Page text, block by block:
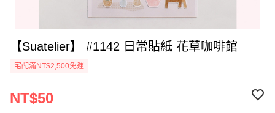
【Suatelier】 #1142 日常貼紙 花草咖啡館
宅配滿NT$2,500免運
NT$50